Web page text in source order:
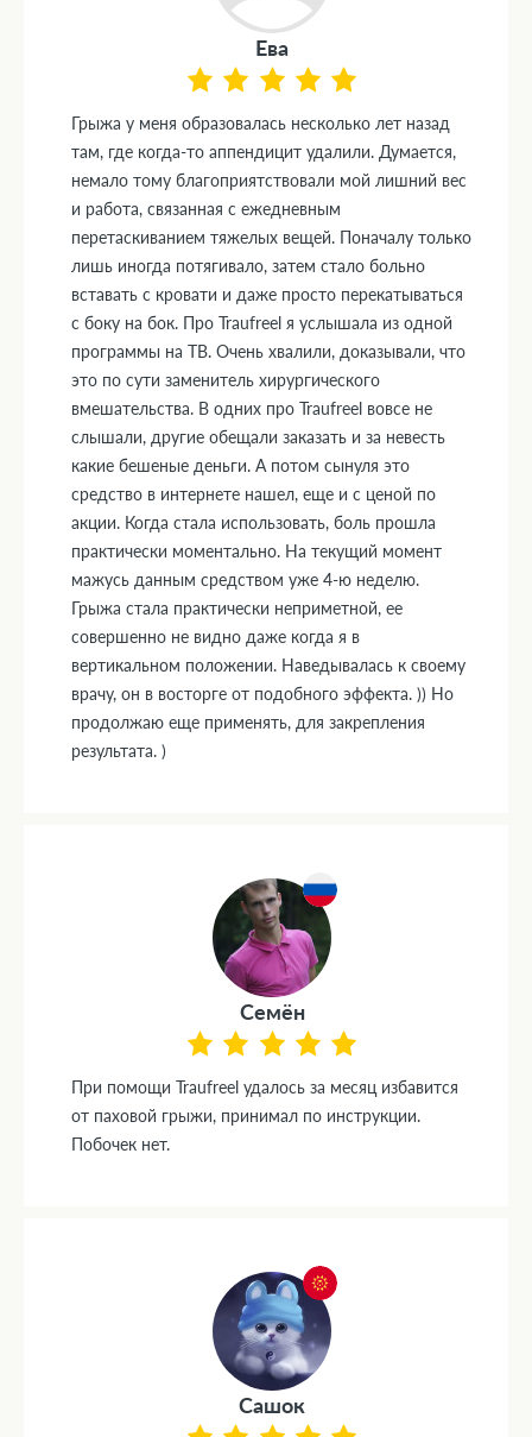
Ева
Грыжа у меня образовалась несколько лет назад
там, где когда-то аппендицит удалили. Думается,
немало тому благоприятствовали мой лишний вес
и работа, связанная с ежедневным
перетаскиванием тяжелых вещей. Поначалу только
лишь иногда потягивало, затем стало больно
вставать с кровати и даже просто перекатываться
с боку на бок. Про Traufreel я услышала из одной
программы на ТВ. Очень хвалили, доказывали, что
это по сути заменитель хирургического
вмешательства. В одних про Traufreel вовсе не
слышали, другие обещали заказать и за невесть
какие бешеные деньги. А потом сынуля это
средство в интернете нашел, еще и с ценой по
акции. Когда стала использовать, боль прошла
практически моментально. На текущий момент
мажусь данным средством уже 4-ю неделю.
Грыжа стала практически неприметной, ее
совершенно не видно даже когда я в
вертикальном положении. Наведывалась к своему
врачу, он в восторге от подобного эффекта. )) Но
продолжаю еще применять, для закрепления
результата. )
Семён
При помощи Traufreel удалось за месяц избавится
от паховой грыжи, принимал по инструкции.
Побочек нет.
Сашок